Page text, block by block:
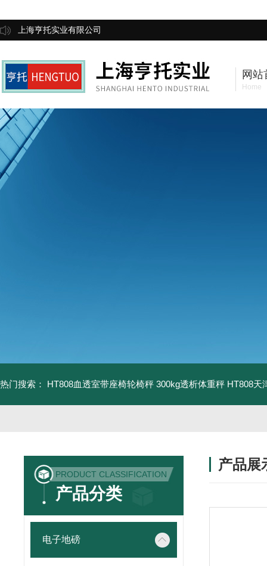
上海亨托实业有限公司
网站
Home
热门搜索： HT808血透室带座椅轮椅秤 300kg透析体重秤 HT808天
PRODUCT CLASSIFICATION
产品分类
电子地磅
产品展